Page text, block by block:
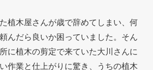
植木屋さんが歳で辞めてしまい、何
んだら良いか困っていました。そん
に植木の剪定で来ていた大川さんに
作業と仕上がりに驚き、うちの植木